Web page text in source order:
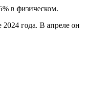
в физическом.
года. В апреле он